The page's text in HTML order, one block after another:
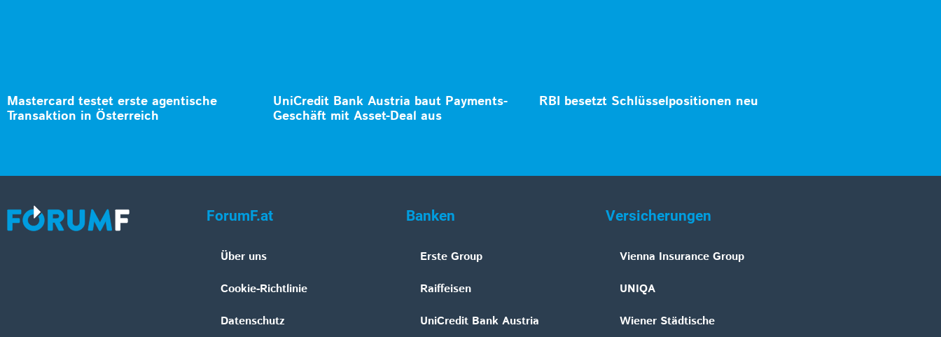
Mastercard testet erste agentische
Transaktion in Österreich
UniCredit Bank Austria baut Payments-
Geschäft mit Asset-Deal aus
RBI besetzt Schlüsselpositionen neu
ForumF.at
Über uns
Cookie-Richtlinie
Datenschutz
Banken
Erste Group
Raiffeisen
UniCredit Bank Austria
Versicherungen
Vienna Insurance Group
UNIQA
Wiener Städtische